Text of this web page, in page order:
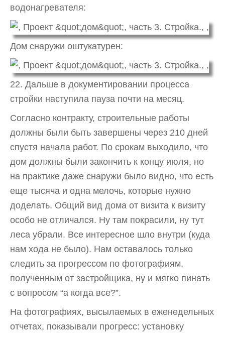
водонагревателя:
Дом снаружи оштукатурен:
22. Дальше в документировании процесса
стройки наступила пауза почти на месяц.
Согласно контракту, строительные работы
должны были быть завершены через 210 дней
спустя начала работ. По срокам выходило, что
дом должны были закончить к концу июля, но
на практике даже снаружи было видно, что есть
еще тысяча и одна мелочь, которые нужно
доделать. Общий вид дома от визита к визиту
особо не отличался. Ну там покрасили, ну тут
леса убрали. Все интересное шло внутри (куда
нам хода не было). Нам оставалось только
следить за прогрессом по фотографиям,
полученным от застройщика, ну и мягко пинать
с вопросом “а когда все?”.
На фотографиях, высылаемых в еженедельных
отчетах, показывали прогресс: установку